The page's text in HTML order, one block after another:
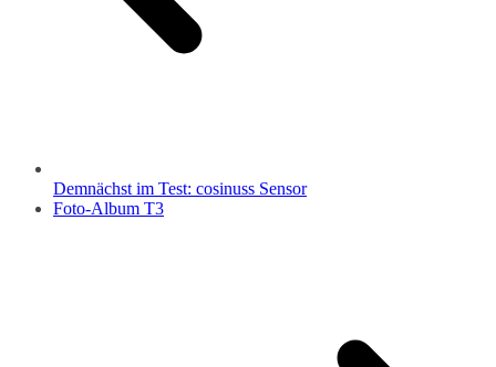
Demnächst im Test: cosinuss Sensor
Foto-Album T3